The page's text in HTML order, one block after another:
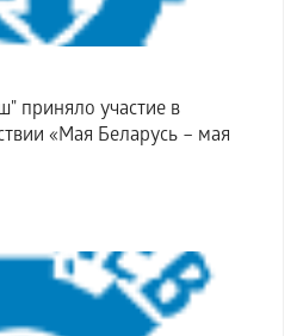
приняло участие в
«Мая Беларусь – мая